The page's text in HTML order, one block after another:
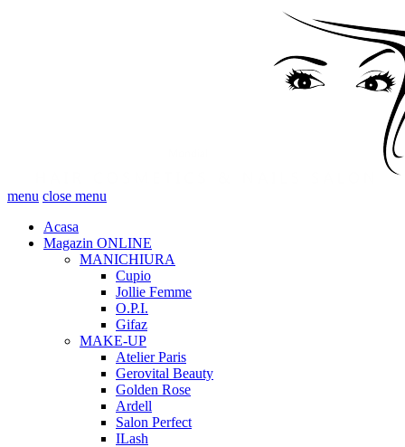
menu close menu
Acasa
Magazin ONLINE
MANICHIURA
Cupio
Jollie Femme
O.P.I.
Gifaz
MAKE-UP
Atelier Paris
Gerovital Beauty
Golden Rose
Ardell
Salon Perfect
ILash